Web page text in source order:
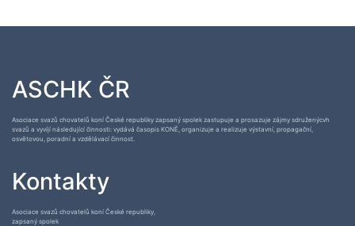
ASCHK ČR
Asociace svazů chovatelů koní České republiky zapsaný spolek zastupuje a prosazuje zájmy sdruženýcvh
svazů a vyvíjí následující činnosti: vydává časopis KONĚ, organizuje a realizuje výstavní, propagační,
osvětovou, poradní a vzdělávací činnost.
Kontakty
Asociace svazů chovatelů koní České republiky,
zapsaný spolek